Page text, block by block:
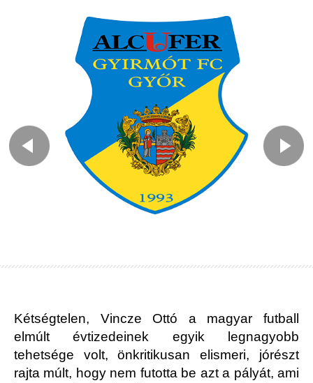
Kétségtelen, Vincze Ottó a magyar futball
elmúlt évtizedeinek egyik legnagyobb
tehetsége volt, önkritikusan elismeri, jórészt
rajta múlt, hogy nem futotta be azt a pályát, ami